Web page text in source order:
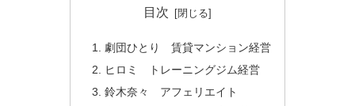
目次
劇団ひとり 賃貸マンション経営
ヒロミ トレーニングジム経営
鈴木奈々 アフェリエイト